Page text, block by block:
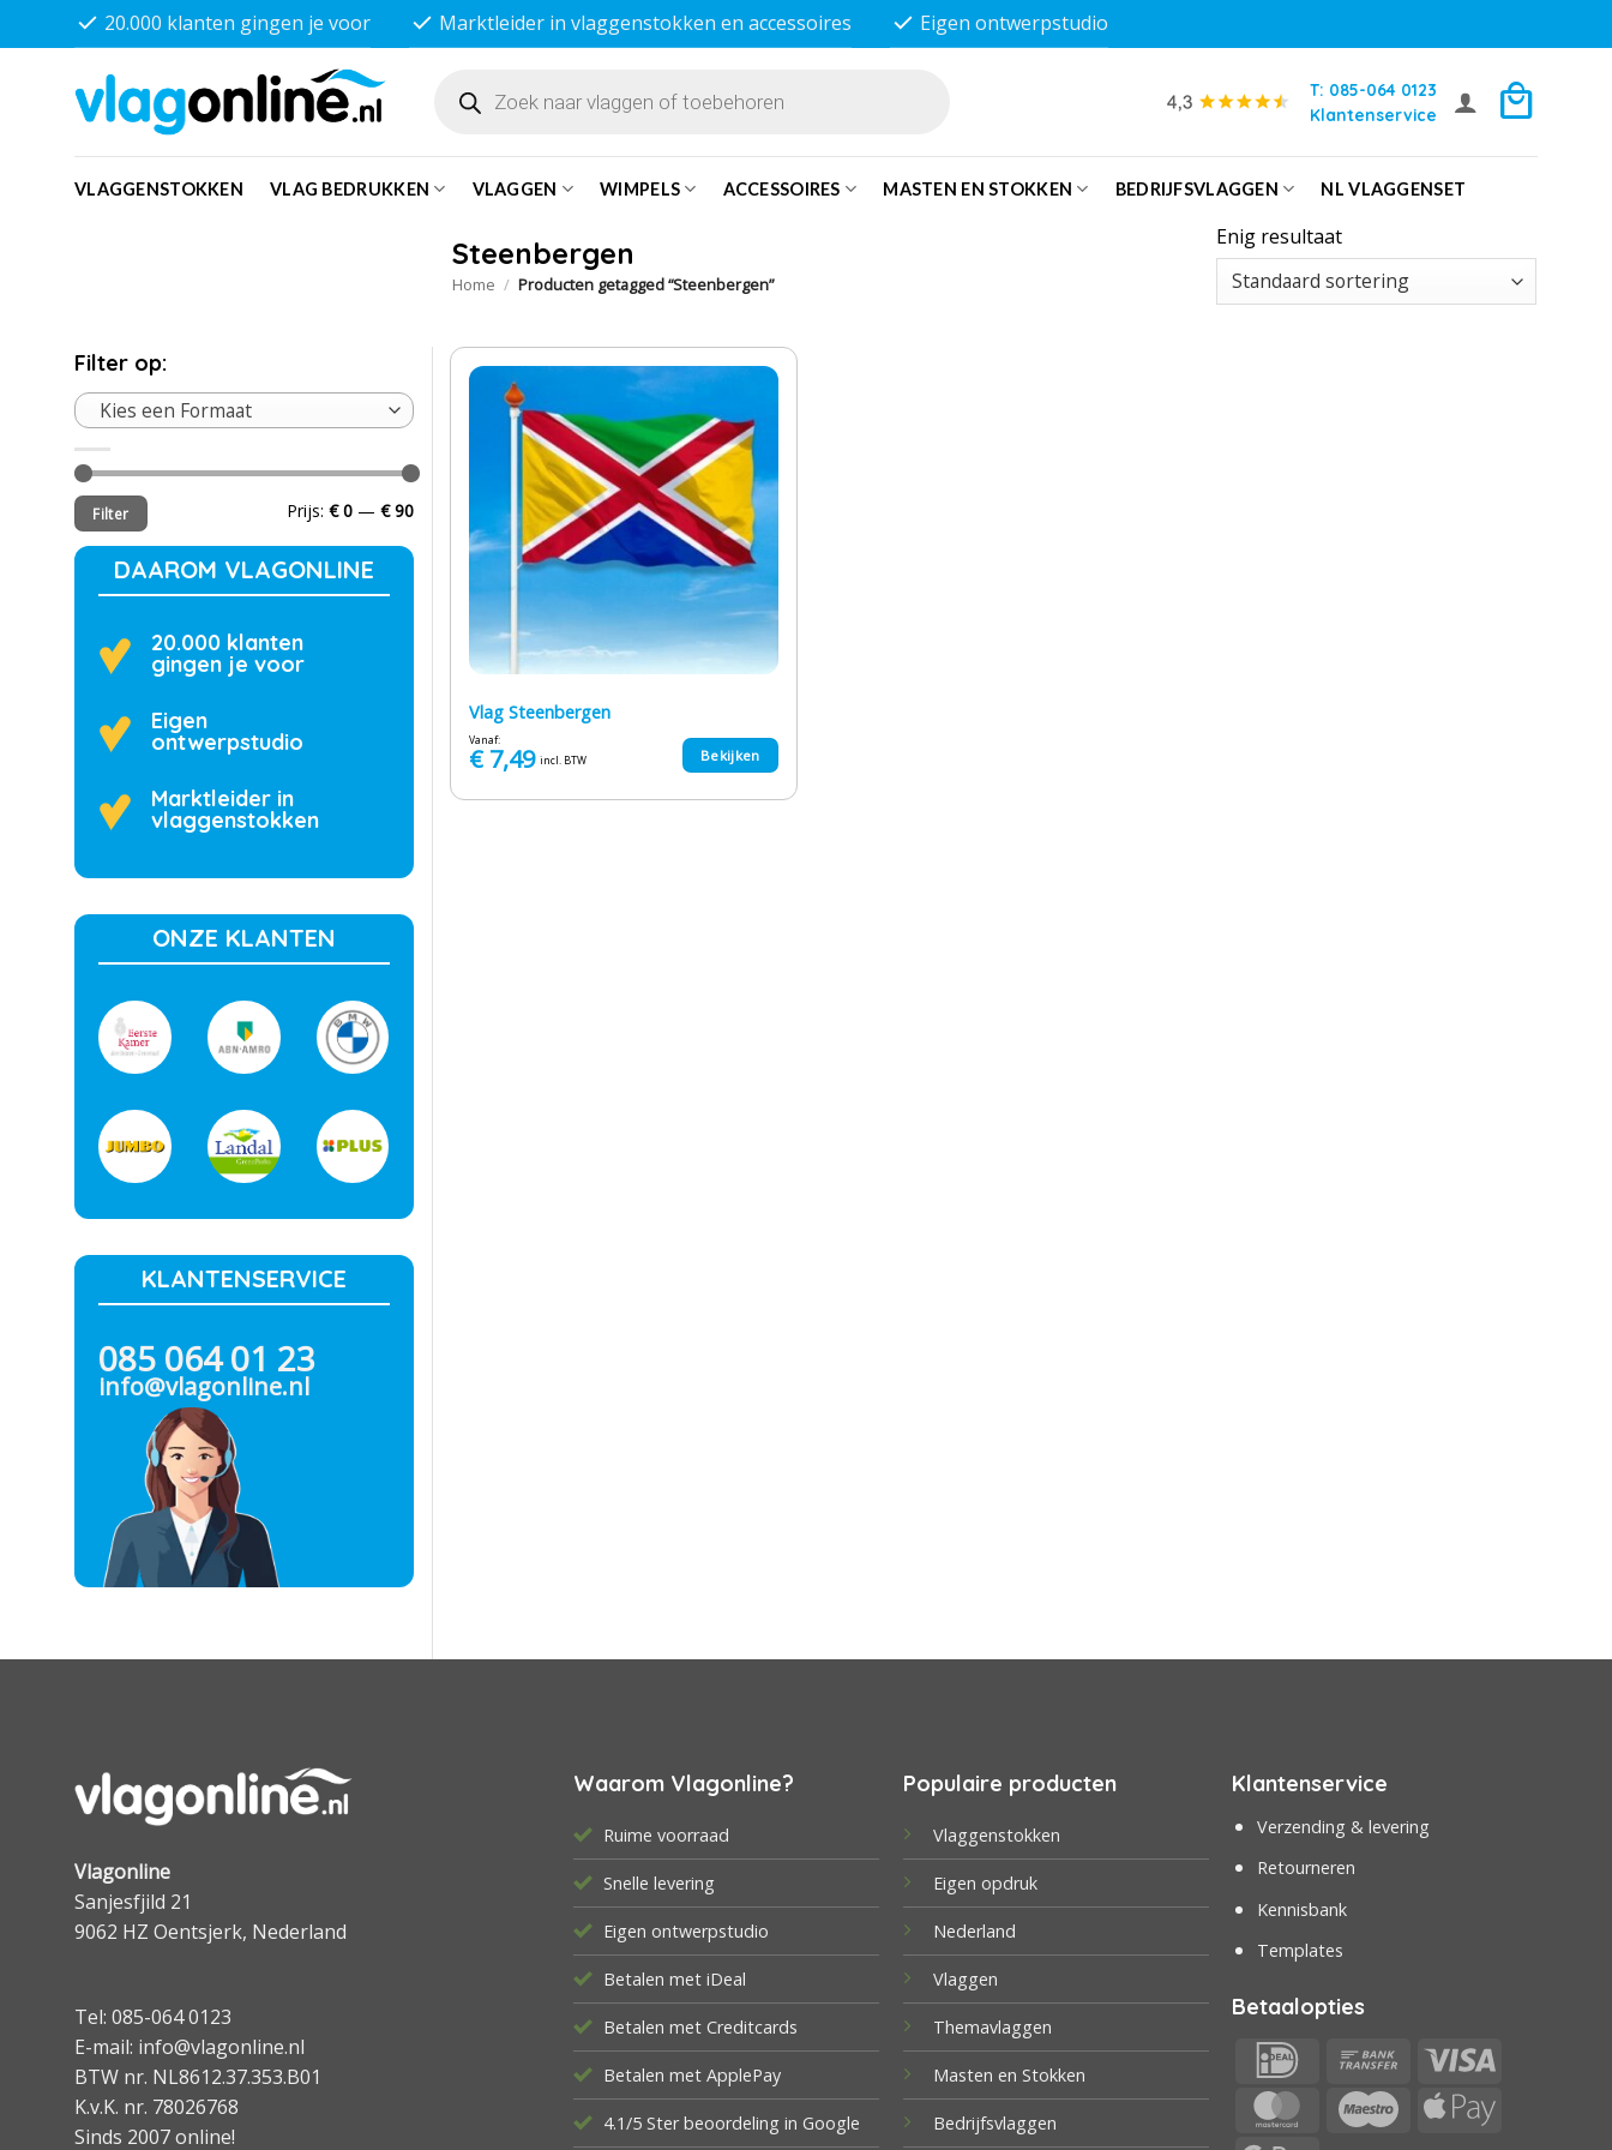
naar
20.000 klanten gingen je voor Marktleider in vlaggenstokken en accessoires Eigen ontwerpstudio
zoeken
T: 085-064 0123
Klantenservice
VLAGGENSTOKKEN VLAG BEDRUKKEN VLAGGEN WIMPELS ACCESSOIRES MASTEN EN STOKKEN BEDRIJFSVLAGGEN NL VLAGGENSET
Steenbergen
Home / Producten getagged “Steenbergen”
Enig resultaat
Filter op:
Kies een Formaat
Min.
prijs
Max.
prijsFilter Prijs: € 0— € 90
DAAROM VLAGONLINE
20.000 klanten
gingen je voor
Eigen
ontwerpstudio
Marktleider in
vlaggenstokken
ONZE KLANTEN
KLANTENSERVICE
085 064 01 23
info@vlagonline.nl
Vlag Steenbergen
Vanaf:
€7,49 incl. BTW Bekijken
Vlagonline
Sanjesfjild 21
9062 HZ Oentsjerk, Nederland
Tel: 085-064 0123
E-mail: info@vlagonline.nl
BTW nr. NL8612.37.353.B01
K.v.K. nr. 78026768
Sinds 2007 online!
Waarom Vlagonline?
Ruime voorraad
Snelle levering
Eigen ontwerpstudio
Betalen met iDeal
Betalen met Creditcards
Betalen met ApplePay
4.1/5 Ster beoordeling in Google
Populaire producten
Vlaggenstokken
Eigen opdruk
Nederland
Vlaggen
Themavlaggen
Masten en Stokken
Bedrijfsvlaggen
Klantenservice
Verzending & levering
Retourneren
Kennisbank
Templates
Betaalopties
IDeal
Bank
MasterCard Maestro Apple